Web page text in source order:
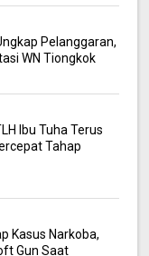
Pelanggaran,
WN Tiongkok
Ibu Tuha Terus
Tahap
Kasus Narkoba,
Gun Saat